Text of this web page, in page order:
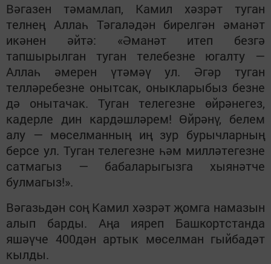
Вәгазен тәмамлап, Камил хәзрәт туган
телнең Аллаһ Тәгаләдән бирелгән әманәт
икәнен әйтә: «Әманәт итеп безгә
тапшырылган туган телебезне югалту —
Аллаһ әмерен үтәмәү ул. Әгәр туган
телләребезне онытсак, оныкларыбыз безне
дә онытачак. Туган телегезне өйрәнегез,
кадерле дин кардәшләрем! Өйрәнү, белем
алу — мөселманның иң зур бурычларның
берсе ул. Туган телегезне һәм милләтегезне
сатмагыз — бабаларыгызга хыянәтче
булмагыз!».
Вәгазьдән соң Камил хәзрәт җомга намазын
алып барды. Аңа ияреп Башкортстанда
яшәүче 400дән артык мөселман гыйбадәт
кылды.